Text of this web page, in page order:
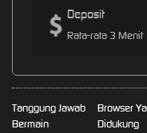
Deposit
Rata-rata 3 Menit
Tanggung Jawab
Bermain
Browser
Didukung